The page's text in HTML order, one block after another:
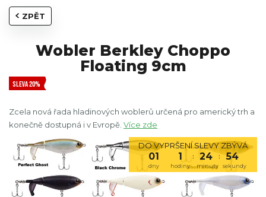
ZPĚT
Wobler Berkley Choppo
Floating 9cm
SLEVA 20%
Zcela nová řada hladinových woblerů určená pro americký trh a
konečně dostupná i v Evropě. Více zde
DO VYPRŠENÍ SLEVY ZBÝVÁ
01 1 : 24 : 54
dny hodiny minuty sekundy